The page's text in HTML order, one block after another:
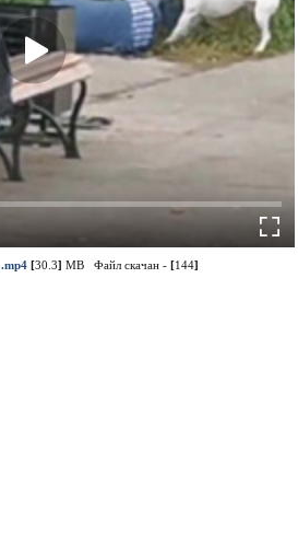
.mp4 [30.3] MB Файл скачан - [144]